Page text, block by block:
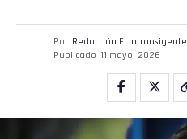
Por Redacción El intransigente
Publicado 11 mayo, 2026